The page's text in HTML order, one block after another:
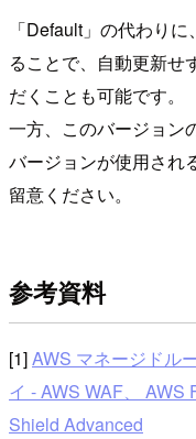
「Default」の代わり
ることで、自動更新せ
だくことも可能です。
一方、このバージョン
バージョンが使用され
留意ください。
参考資料
[1]AWS マネージドル
イ - AWS WAF、 AWS
Shield Advanced